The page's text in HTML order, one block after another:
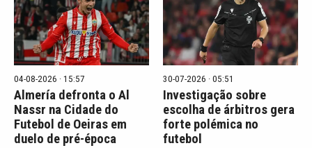
04-08-2026 · 15:57
Almería defronta o Al
Nassr na Cidade do
Futebol de Oeiras em
duelo de pré-época
30-07-2026 · 05:51
Investigação sobre
escolha de árbitros gera
forte polémica no
futebol